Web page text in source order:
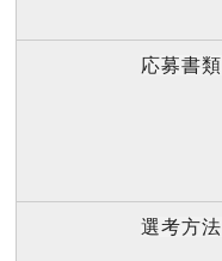
応募書類
選考方法